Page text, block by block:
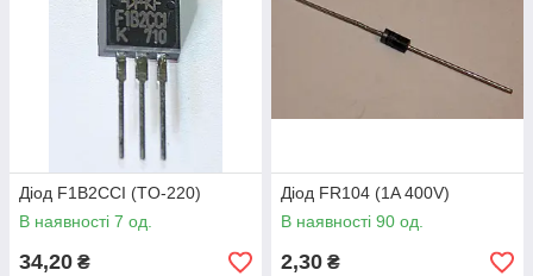
Діод F1B2CCI (TO-220)
В наявності 7 од.
34,20 ₴
Діод FR104 (1A 400V)
В наявності 90 од.
2,30 ₴